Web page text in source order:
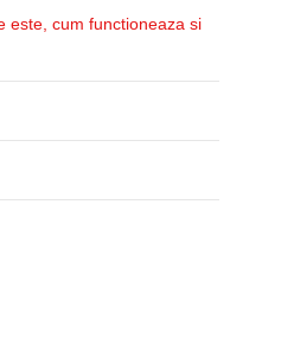
este, cum functioneaza si